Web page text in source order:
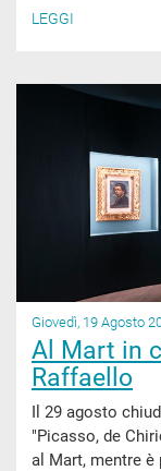
LEGGI
Giovedì, 19 Agosto
Al Mart in
Raffaello
Il 29 agosto
"Picasso, de
al Mart, mentre